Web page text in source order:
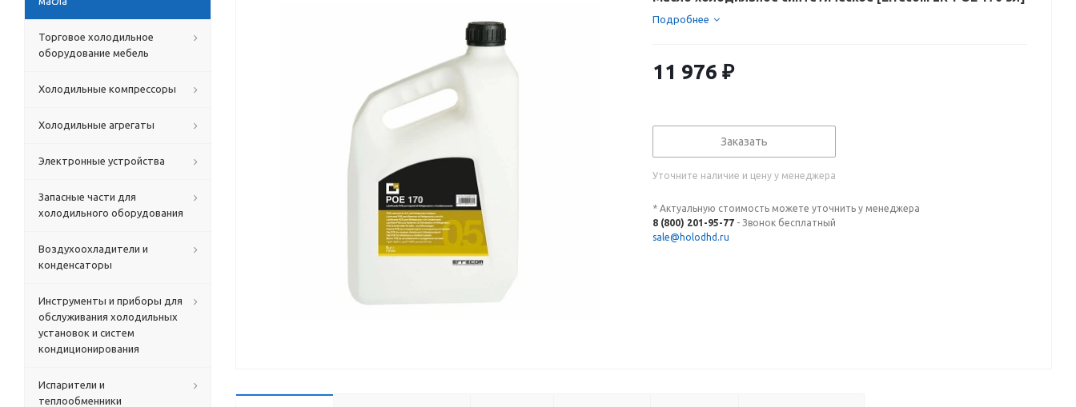
Подробнее
11 976 ₽
Заказать
Уточните наличие и цену у менеджера
* Актуальную стоимость можете уточнить у менеджера
8 (800) 201-95-77 - Звонок бесплатный
sale@holodhd.ru
Торговое холодильное
оборудование мебель
Холодильные компрессоры
Холодильные агрегаты
Электронные устройства
Запасные части для
холодильного оборудования
Воздухоохладители и
конденсаторы
Инструменты и приборы для
обслуживания холодильных
установок и систем
кондиционирования
Испарители и
теплообменники